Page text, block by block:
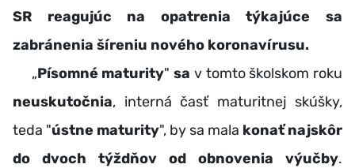
SR reagujúc na opatrenia týkajúce sa
zabránenia šíreniu nového koronavírusu.
„Písomné maturity"sa v tomto školskom roku
neuskutočnia, interná časť maturitnej skúšky,
teda "ústne maturity", by sa mala konať najskôr
do dvoch týždňov od obnovenia výučby.